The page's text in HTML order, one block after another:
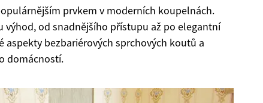
prvkem v moderních koupelnách.
od snadnějšího přístupu až po elegantní
bezbariérových sprchových koutů a
domácností.